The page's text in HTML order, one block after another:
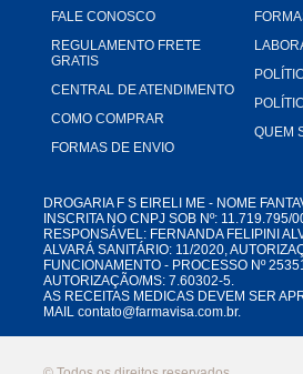
FALE CONOSCO
REGULAMENTO FRETE
GRATIS
CENTRAL DE ATENDIMENTO
COMO COMPRAR
FORMAS DE ENVIO
QUEM
DROGARIA F S EIRELI ME - NOME
INSCRITA NO CNPJ SOB Nº: 11.719.795/
RESPONSÁVEL: FERNANDA FELIPINI
ALVARÁ SANITÁRIO: 11/2020,
FUNCIONAMENTO - PROCESSO Nº
AUTORIZAÇÃO/MS: 7.60302-5.
AS RECEITAS MEDICAS DEVEM SER
MAIL contato@farmavisa.com.br.